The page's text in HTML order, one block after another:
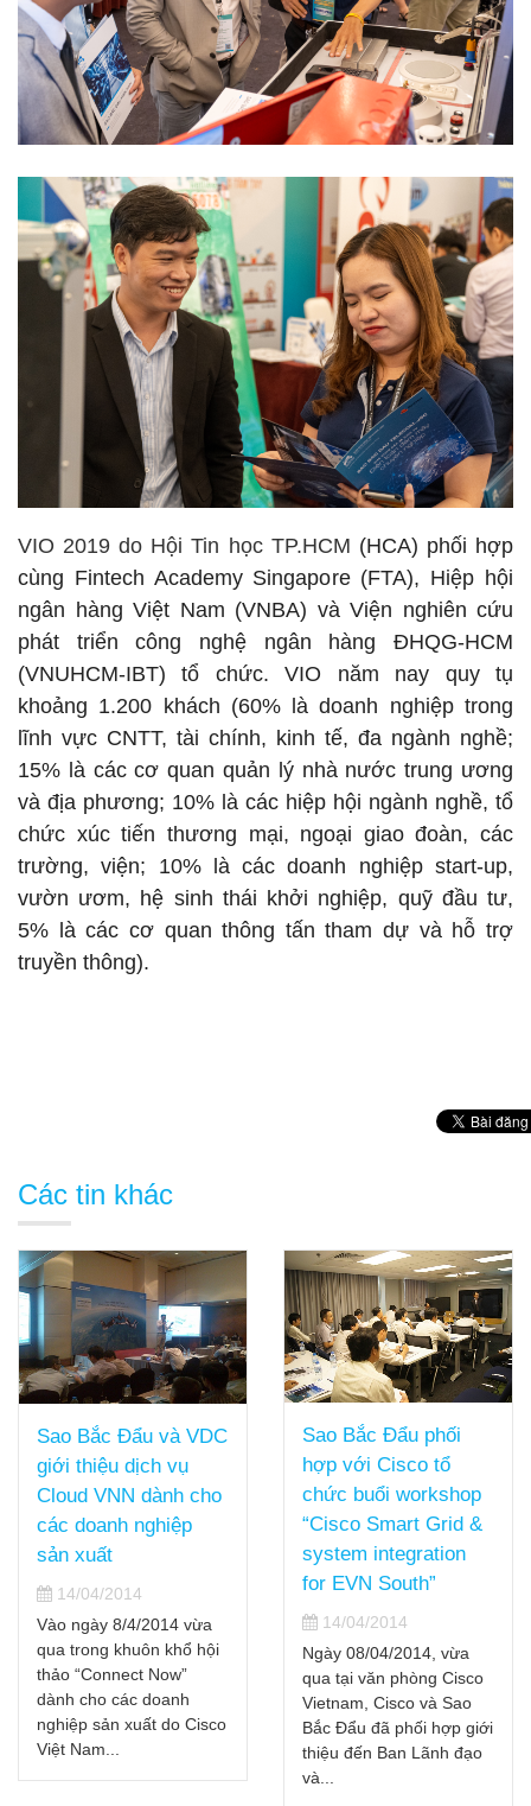
VIO 2019 do Hội Tin học TP.HCM (HCA) phối hợp
cùng Fintech Academy Singapore (FTA), Hiệp hội
ngân hàng Việt Nam (VNBA) và Viện nghiên cứu
phát triển công nghệ ngân hàng ĐHQG-HCM
(VNUHCM-IBT) tổ chức.VIO năm nay quy tụ
khoảng 1.200 khách (60% là doanh nghiệp trong
lĩnh vực CNTT, tài chính, kinh tế, đa ngành nghề;
15% là các cơ quan quản lý nhà nước trung ương
và địa phương; 10% là các hiệp hội ngành nghề, tổ
chức xúc tiến thương mại, ngoại giao đoàn, các
trường, viện; 10% là các doanh nghiệp start-up,
vườn ươm, hệ sinh thái khởi nghiệp, quỹ đầu tư,
5% là các cơ quan thông tấn tham dự và hỗ trợ
truyền thông).
Các tin khác
Sao Bắc Đẩu và VDC
giới thiệu dịch vụ
Cloud VNN dành cho
các doanh nghiệp
sản xuất
14/04/2014
Vào ngày 8/4/2014 vừa
qua trong khuôn khổ hội
thảo “Connect Now”
dành cho các doanh
nghiệp sản xuất do Cisco
Việt Nam...
Sao Bắc Đẩu phối
hợp với Cisco tổ
chức buổi workshop
“Cisco Smart Grid &
system integration
for EVN South”
14/04/2014
Ngày 08/04/2014, vừa
qua tại văn phòng Cisco
Vietnam, Cisco và Sao
Bắc Đẩu đã phối hợp giới
thiệu đến Ban Lãnh đạo
và...